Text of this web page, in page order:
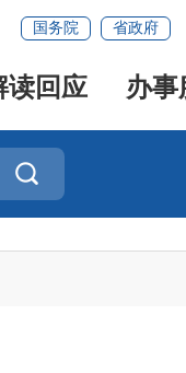
国务院 省政府
读回应 办事
